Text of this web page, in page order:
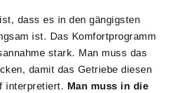
dass es in den gängigsten
ist. Das Komfortprogramm
stark. Man muss das
damit das Getriebe diesen
interpretiert. Man muss in die